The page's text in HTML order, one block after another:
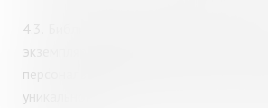
4.3.
экземпляров материальных
персональные данные путем
уникального номера и ведения реестра